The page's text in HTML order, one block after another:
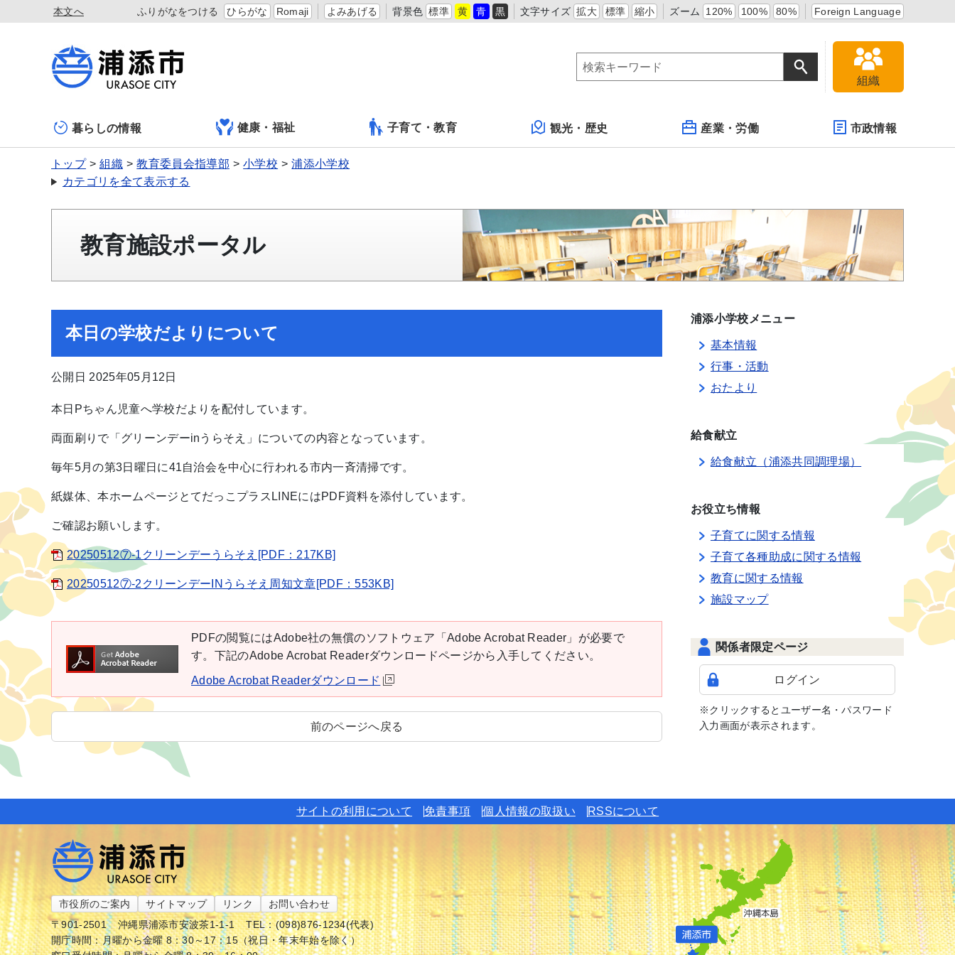
本文へ ふりがなをつける ひらがな Romaji よみあげる 背景色 標準 黄 青 黒 文字サイズ 拡大 標準 縮小 ズーム 120% 100% 80% Foreign Language
組織
暮らしの情報 健康・福祉 子育て・教育 観光・歴史 産業・労働 市政情報
トップ 組織 教育委員会指導部 小学校
浦添小学校
カテゴリを全て表示する
教育施設ポータル
本日の学校だよりについて
公開日 2025年05月12日
本日Pちゃん児童へ学校だよりを配付しています。
両面刷りで「グリーンデーinうらそえ」についての内容となっています。
毎年5月の第3日曜日に41自治会を中心に行われる市内一斉清掃です。
紙媒体、本ホームページとてだっこプラスLINEにはPDF資料を添付しています。
ご確認お願いします。
20250512⑦-1クリーンデーうらそえ[PDF：217KB]
20250512⑦-2クリーンデーINうらそえ周知文章[PDF：553KB]
PDFの閲覧にはAdobe社の無償のソフトウェア「Adobe Acrobat Reader」が必要で
す。下記のAdobe Acrobat Readerダウンロードページから入手してください。
Adobe Acrobat Readerダウンロード
前のページへ戻る
浦添小学校メニュー
基本情報
行事・活動
おたより
給食献立
給食献立（浦添共同調理場）
お役立ち情報
子育てに関する情報
子育て各種助成に関する情報
教育に関する情報
施設マップ
関係者限定ページ
ログイン
※クリックするとユーザー名・パスワード
入力画面が表示されます。
サイトの利用について 免責事項 個人情報の取扱い RSSについて
市役所のご案内 サイトマップ リンク
お問い合わせ
〒901-2501
沖縄県浦添市安波茶1-1-1
TEL：(098)876-1234(代表)
開庁時間：月曜から金曜 8：30～17：15（祝日・年末年始を除く）